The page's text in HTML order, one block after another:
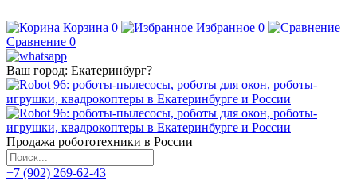
Корзина 0 Избранное 0
Сравнение 0
Ваш город: Екатеринбург?
Продажа робототехники в России
+7 (902) 269-62-43